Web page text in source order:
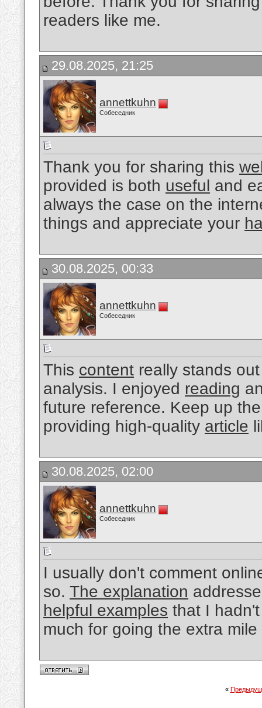
readers like me.
29.08.2025, 21:25
annettkuhn
Собеседник
Thank you for sharing this
provided is both useful and
always the case on the
things and appreciate your
30.08.2025, 00:33
annettkuhn
Собеседник
This content really stands
analysis. I enjoyed reading
future reference. Keep up
providing high-quality article
30.08.2025, 02:00
annettkuhn
Собеседник
I usually don't comment
so. The explanation
helpful examples that I
much for going the extra
«